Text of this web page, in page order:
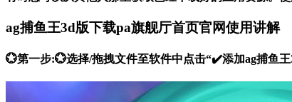
ag捕鱼王3d版下载pa旗舰厅首页官网使用讲解
💮第一步:💮选择/拖拽文件至软件中点击“✔️添加ag捕鱼